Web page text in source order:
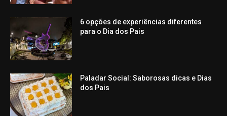
6 opções de experiências diferentes
para o Dia dos Pais
Paladar Social: Saborosas dicas e Dias
dos Pais